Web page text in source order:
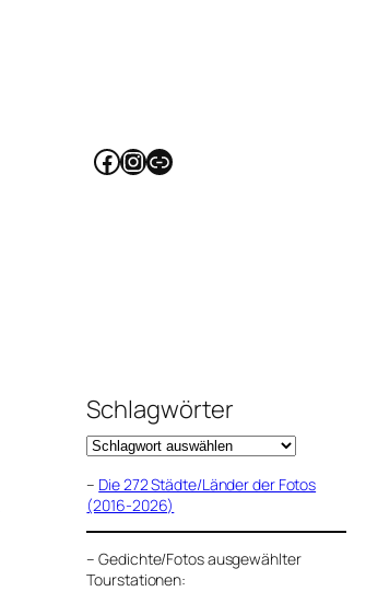
Facebook
Instagram
Link
Schlagwörter
– Die 272 Städte/Länder der Fotos
(2016-2026)
–Gedichte/Fotos ausgewählter
Tourstationen: